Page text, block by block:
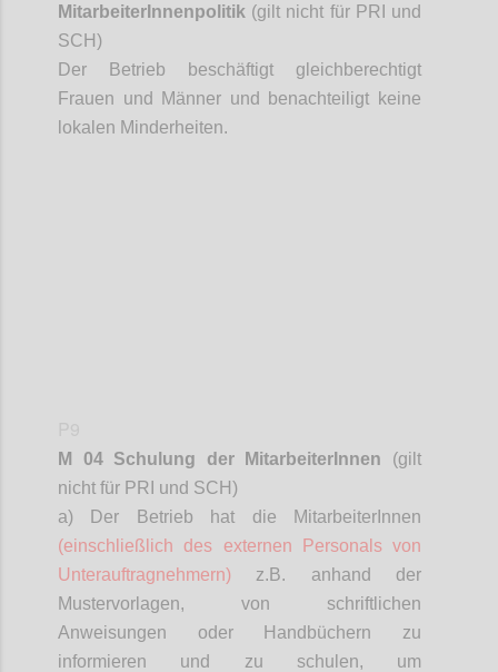
MitarbeiterInnenpolitik (gilt nicht für PRI und
SCH)
Der Betrieb beschäftigt gleichberechtigt
Frauen und Männer und benachteiligt keine
lokalen Minderheiten.
M 04 Schulung der MitarbeiterInnen
(gilt
nicht für PRI und SCH)
a) Der Betrieb hat die
MitarbeiterInnen
(einschließlich des externen Personals von
Unterauftragnehmern) z.B. anhand der
Mustervorlagen, von schriftlichen
Anweisungen oder Handbüchern zu
informieren und zu schulen, um